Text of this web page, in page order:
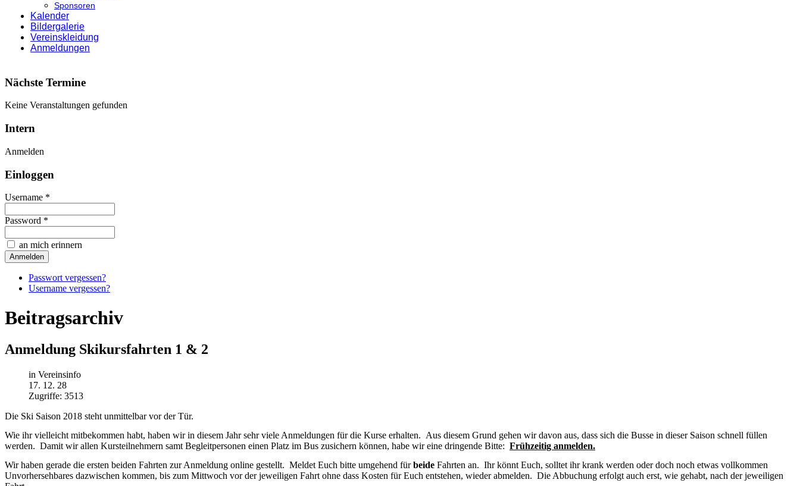
Sponsoren
Kalender
Bildergalerie
Vereinskleidung
Anmeldungen
Nächste Termine
Keine Veranstaltungen gefunden
Intern
Anmelden
Einloggen
Username *
Password *
an mich erinnern
Passwort vergessen?
Username vergessen?
Beitragsarchiv
Anmeldung Skikursfahrten 1 & 2
in Vereinsinfo
17. 12. 28
Zugriffe: 3513
Die Ski Saison 2018 steht unmittelbar vor der Tür.
Wie ihr vielleicht mitbekommen habt, haben wir in diesem Jahr sehr viele Anmeldungen für die Kurse erhalten. Aus diesem Grund gehen wir davon aus, dass sich die Busse in dieser Saison schnell füllen
werden. Damit wir allen Kursteilnehmern samt Begleitpersonen einen Platz im Bus zusichern können, habe wir eine dringende Bitte: Frühzeitig anmelden.
Wir haben gerade die ersten beiden Fahrten zur Anmeldung online gestellt. Meldet Euch bitte umgehend fürbeide Fahrten an. Ihr könnt Euch, solltet ihr krank werden oder doch noch etwas vollkommen
Unvorhersehbares dazwischen kommen, bis zum Mittwoch vor der jeweiligen Fahrt ohne dass Kosten für Euch entstehen, wieder abmelden. Die Abbuchung erfolgt auch erst, wie gehabt, nach der jeweiligen